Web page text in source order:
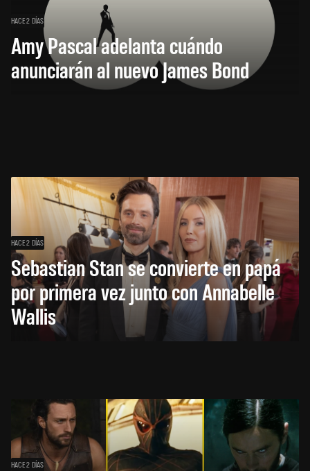
HACE 2 DÍAS
Amy Pascal adelanta cuándo
anunciarán al nuevo James Bond
HACE 2 DÍAS
Sebastian Stan se convierte en papá
por primera vez junto con Annabelle
Wallis
HACE 2 DÍAS